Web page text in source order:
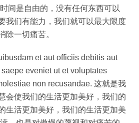
间是自由的，没有任何东西可以
我们有能力，我们就可以最大限度
除一切痛苦。
et aut officiis debitis aut
eveniet ut et voluptates
non recusandae. 这就是我
会使我们的生活更加美好，我们的
生活更加美好，我们的生活更加美